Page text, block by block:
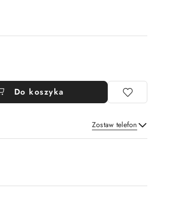
Do koszyka
Zostaw telefon
Wyślij